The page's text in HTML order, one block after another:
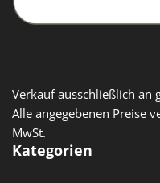
Verkauf ausschließlich an
Alle angegebenen Preise
MwSt.
Kategorien